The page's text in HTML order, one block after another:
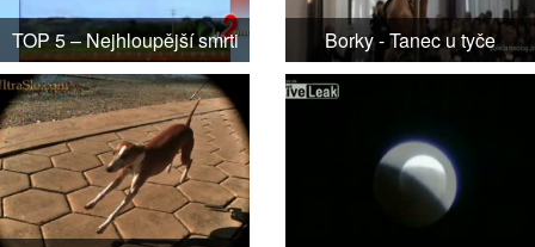
TOP 5 – Nejhloupější smrti Borky - Tanec u tyče